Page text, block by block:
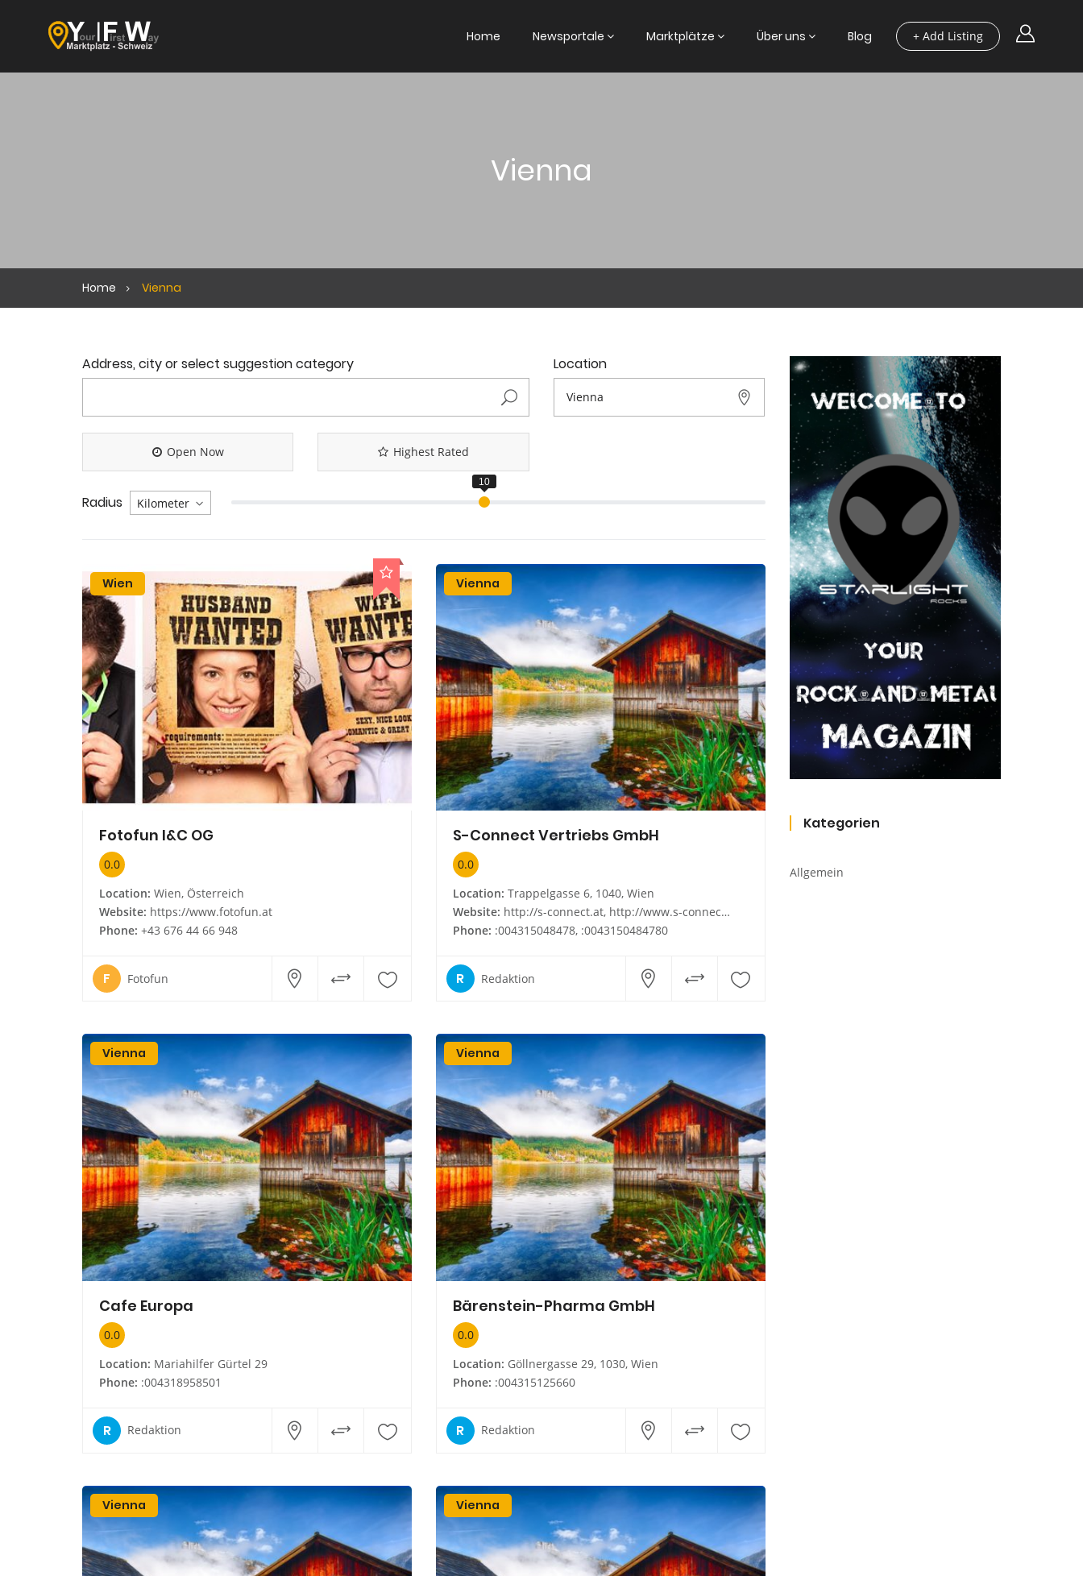
+ Add Listing
Home Newsportale Marktplätze Über uns Blog
Vienna
Home Vienna
Address, city or select suggestion category Location
Open Now Highest Rated
Radius
Wien
Fotofun I&C OG
0.0
Location: Wien, Österreich
Website: https://www.fotofun.at
Phone: +43 676 44 66 948
F Fotofun
Vienna
S-Connect Vertriebs GmbH
0.0
Location: Trappelgasse 6, 1040, Wien
Website: http://s-connect.at, http://www.s-connect.at
Phone: :004315048478, :0043150484780
R Redaktion
Vienna
Cafe Europa
0.0
Location: Mariahilfer Gürtel 29
Phone: :004318958501
R Redaktion
Vienna
Bärenstein-Pharma GmbH
0.0
Location: Göllnergasse 29, 1030, Wien
Phone: :004315125660
R Redaktion
Vienna Vienna
Kategorien
Allgemein